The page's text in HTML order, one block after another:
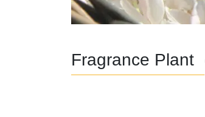
Fragrance Plant